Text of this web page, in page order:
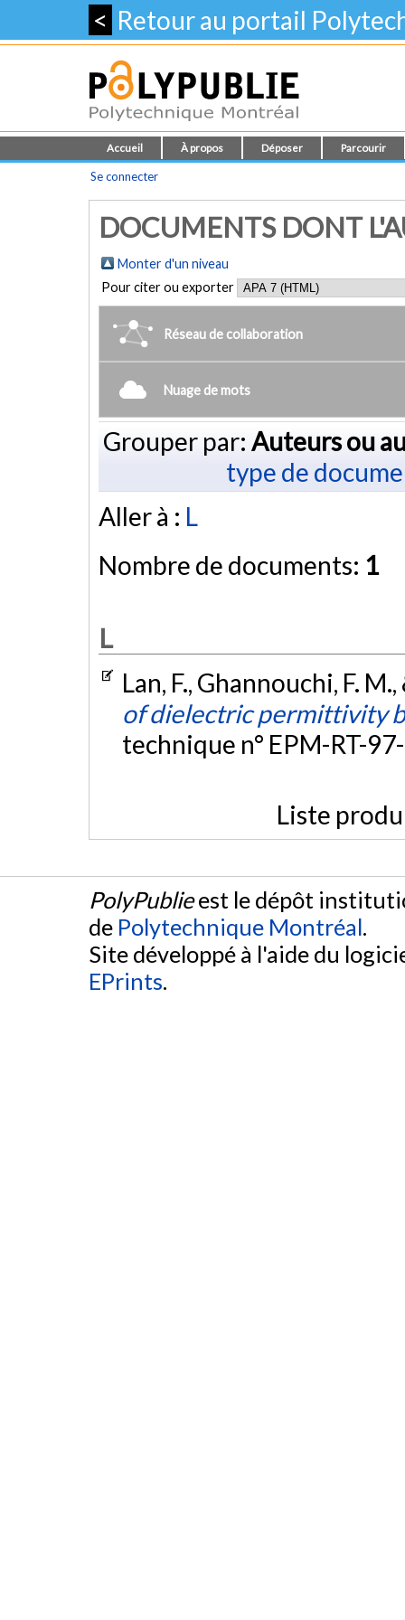
< Retour au portail
Accueil À propos Déposer Parcourir
Se connecter
DOCUMENTS DONT
Monter d'un niveau
Pour citer ou exporter
Réseau de collaboration
Nuage de mots
Grouper par: Auteurs ou
type de
Aller à : L
Nombre de documents: 1
L
Lan, F., Ghannouchi, F.
of dielectric permittivity
technique n° EPM-RT-
Liste
PolyPublieest le dépôt
de Polytechnique Montréal.
Site développé à l'aide du
EPrints.